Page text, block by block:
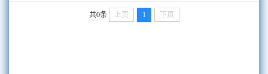
共0条 上页 1 下页